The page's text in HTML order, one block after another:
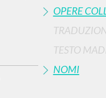
OPERE
TESTO
NOMI